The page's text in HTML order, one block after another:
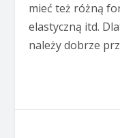
mieć też różną
elastyczną itd.
należy dobrze